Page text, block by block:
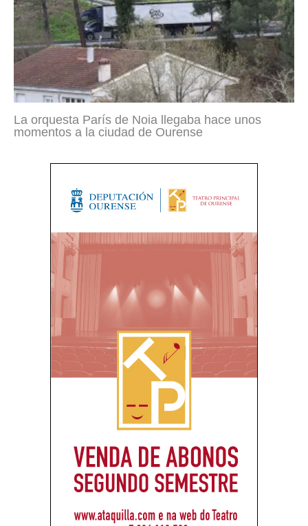
La orquesta París de Noia llegaba hace unos
momentos a la ciudad de Ourense